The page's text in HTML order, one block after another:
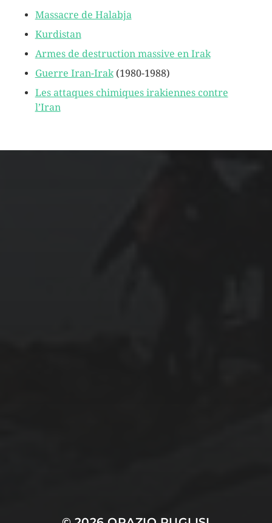
Massacre de Halabja
Kurdistan
Armes de destruction massive en Irak
Guerre Iran-Irak(1980-1988)
Les attaques chimiques irakiennes contre
l’Iran